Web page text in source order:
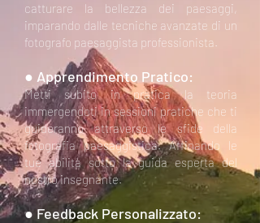
catturare la bellezza dei paesaggi,
imparando dalle tecniche avanzate di un
fotografo paesaggista professionista.
● Apprendimento Pratico:
Metti subito in pratica la teoria
immergendoti in sessioni pratiche che ti
guideranno attraverso le sfide della
fotografia paesaggistica. Affinando le
tue abilità sotto la guida esperta del
nostro insegnante.
● Feedback Personalizzato: